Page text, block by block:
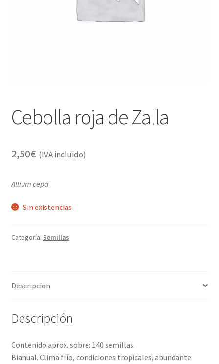
Plantas
Cebolla roja de Zalla
2,50€ (IVA incluido)
Allium cepa
Sin existencias
Categoría: Semillas
Descripción
Descripción
Contenido aprox. sobre: 140 semillas.
Bianual. Clima frío, condiciones tropicales, abundante